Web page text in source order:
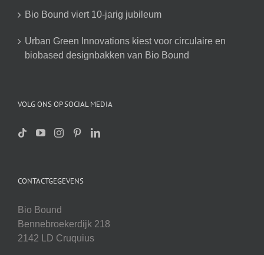
Bio Bound viert 10-jarig jubileum
Urban Green Innovations kiest voor circulaire en
biobased designbakken van Bio Bound
VOLG ONS OP SOCIAL MEDIA
CONTACTGEGEVENS
Bio Bound
Bennebroekerdijk 218
2142 LD Cruquius